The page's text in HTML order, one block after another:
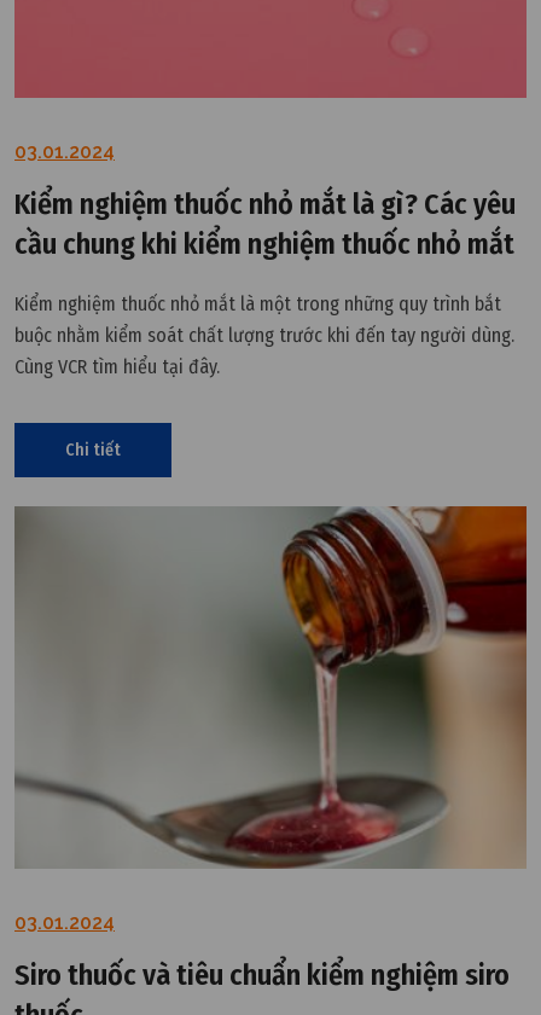
03.01.2024
Kiểm nghiệm thuốc nhỏ mắt là gì? Các yêu
cầu chung khi kiểm nghiệm thuốc nhỏ mắt
Kiểm nghiệm thuốc nhỏ mắt là một trong những quy trình bắt
buộc nhằm kiểm soát chất lượng trước khi đến tay người dùng.
Cùng VCR tìm hiểu tại đây.
Chi tiết
03.01.2024
Siro thuốc và tiêu chuẩn kiểm nghiệm siro